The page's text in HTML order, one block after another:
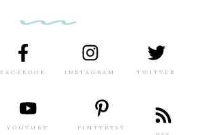
FACEBOOK INSTAGRAM TWITTER
YOUTUBE
PINTEREST